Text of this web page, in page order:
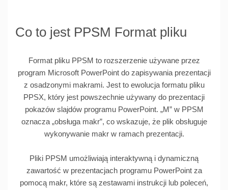
Co to jest PPSM Format pliku
Format pliku PPSM to rozszerzenie używane przez
program Microsoft PowerPoint do zapisywania prezentacji
z osadzonymi makrami. Jest to ewolucja formatu pliku
PPSX, który jest powszechnie używany do prezentacji
pokazów slajdów programu PowerPoint. „M” w PPSM
oznacza „obsługa makr”, co wskazuje, że plik obsługuje
wykonywanie makr w ramach prezentacji.
Pliki PPSM umożliwiają interaktywną i dynamiczną
zawartość w prezentacjach programu PowerPoint za
pomocą makr, które są zestawami instrukcji lub poleceń,